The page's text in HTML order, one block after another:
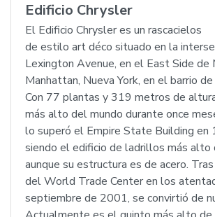
Edificio Chrysler
El Edificio Chrysler es un rascacielos
de estilo art déco situado en la
Lexington Avenue, en el East Side de
Manhattan, Nueva York, en el barrio
Con 77 plantas y 319 metros de
más alto del mundo durante once
lo superó el Empire State Building en
siendo el edificio de ladrillos más alto
aunque su estructura es de acero.
del World Trade Center en los
septiembre de 2001, se convirtió de